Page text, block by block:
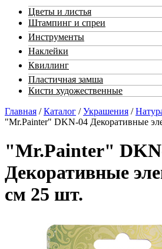
Цветы и листья
Штампинг и спреи
Инструменты
Наклейки
Квиллинг
Пластичная замша
Кисти художественные
Главная /Каталог /Украшения /
"Mr.Painter" DKN-04 Декоративные
"Mr.Painter"
Декоративные
см 25 шт.